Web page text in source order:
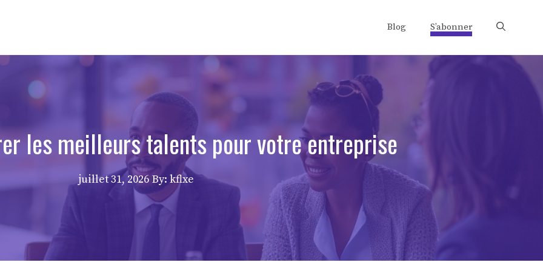
Blog S’abonner
les meilleurs talents pour votre entreprise
juillet 31, 2026 By: kflxe